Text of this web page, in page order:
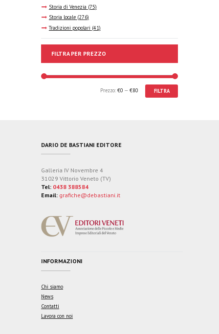
Storia di Venezia (75)
Storia locale (276)
Tradizioni popolari (41)
FILTRA PER PREZZO
FILTRA
Prezzo: €0 — €80
DARIO DE BASTIANI EDITORE
Galleria IV Novembre 4
31029 Vittorio Veneto (TV)
Tel: 0438 388584
Email: grafiche@debastiani.it
INFORMAZIONI
Chi siamo
News
Contatti
Lavora con noi